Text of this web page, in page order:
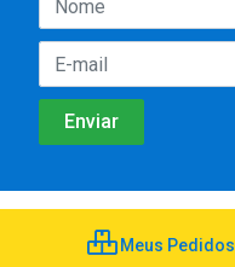
Meus Pedidos